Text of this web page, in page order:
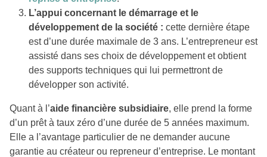
L’appui concernant le démarrage et le
développement de la société : cette dernière étape
est d’une durée maximale de 3 ans. L’entrepreneur est
assisté dans ses choix de développement et obtient
des supports techniques qui lui permettront de
développer son activité.
Quant à l’aide financière subsidiaire, elle prend la forme
d’un prêt à taux zéro d’une durée de 5 années maximum.
Elle a l’avantage particulier de ne demander aucune
garantie au créateur ou repreneur d’entreprise. Le montant